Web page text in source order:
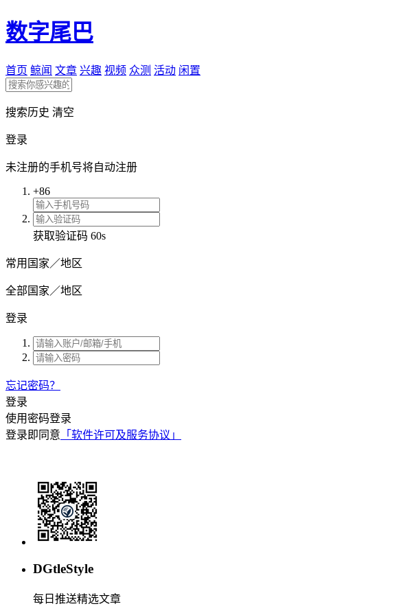
数字尾巴
首页 鲸闻 文章 兴趣 视频 众测 活动 闲置
搜索历史 清空
登录
未注册的手机号将自动注册
+86
获取验证码 60s
常用国家／地区
全部国家／地区
登录
忘记密码？
登录
使用密码登录
登录即同意 「软件许可及服务协议」
DGtleStyle
每日推送精选文章